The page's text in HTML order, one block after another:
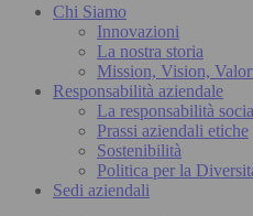
Chi Siamo
Innovazioni
La nostra storia
Mission, Vision,
Responsabilità aziendale
La responsabilità
Prassi aziendali etiche
Sostenibilità
Politica per la
Sedi aziendali